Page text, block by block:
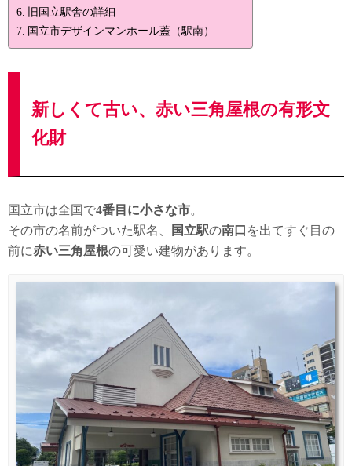
旧国立駅舎の詳細
国立市デザインマンホール蓋（駅南）
新しくて古い、赤い三角屋根の有形文
化財
国立市は全国で4番目に小さな市。
その市の名前がついた駅名、
国立駅の南口 を出てすぐ目の
前に赤い三角屋根の可愛い建物があります。